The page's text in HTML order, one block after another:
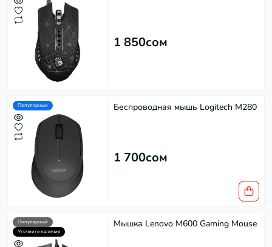
1 850сом
Популярный Беспроводная мышь Logitech M280
1 700сом
Популярный
Уточните наличие
Мышка Lenovo M600 Gaming Mouse